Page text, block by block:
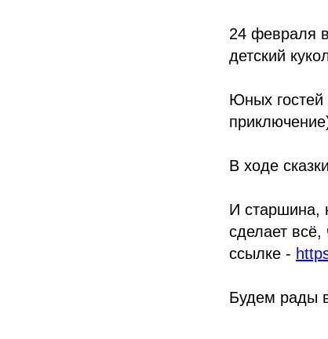
24 февраля
детский
Юных гостей
В ходе
И старшина,
сделает
ссылке -
Будем рады